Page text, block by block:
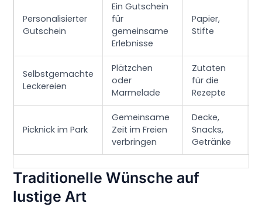
Personalisierter
Gutschein
Ein Gutschein
für
gemeinsame
Erlebnisse
Papier,
Stifte
Selbstgemachte
Leckereien
Plätzchen
oder
Marmelade
Zutaten
für die
Rezepte
Picknick im Park
Gemeinsame
Zeit im Freien
verbringen
Decke,
Snacks,
Getränke
Traditionelle Wünsche auf
lustige Art